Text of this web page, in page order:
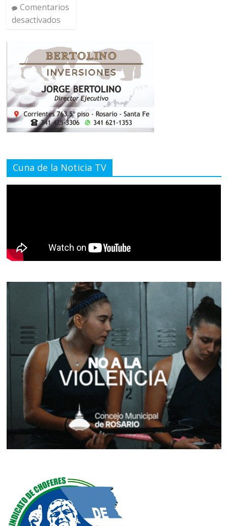
Comentarios
desactivados
Cuna de la Noticia TV